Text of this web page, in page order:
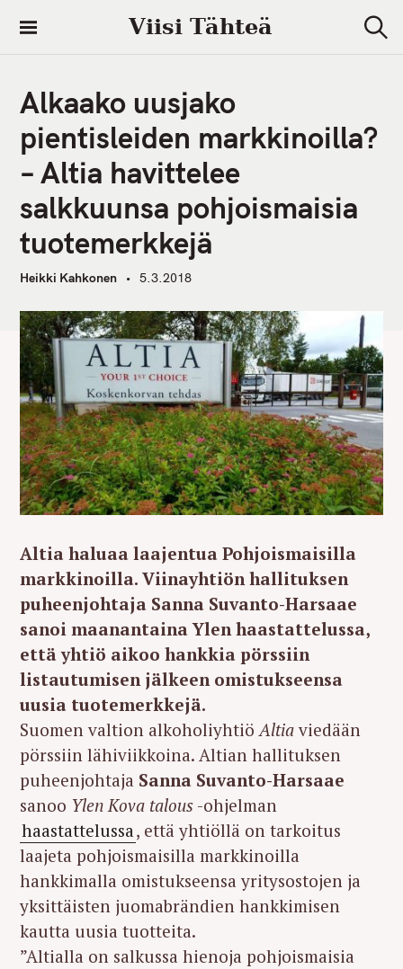
i
Viisi Tähteä
e
Alkaako uusjako
pientisleiden markkinoilla?
– Altia havittelee
salkkuunsa pohjoismaisia
tuotemerkkejä
Heikki Kahkonen 5.3.2018
Altia haluaa laajentua Pohjoismaisilla
markkinoilla. Viinayhtiön hallituksen
puheenjohtaja Sanna Suvanto-Harsaae
sanoi maanantaina Ylen haastattelussa,
että yhtiö aikoo hankkia pörssiin
listautumisen jälkeen omistukseensa
uusia tuotemerkkejä.
Suomen valtion alkoholiyhtiöAltia viedään
pörssiin lähiviikkoina. Altian hallituksen
puheenjohtaja Sanna Suvanto-Harsaae
sanoo Ylen Kova talous -ohjelman
haastattelussa, että yhtiöllä on tarkoitus
laajeta pohjoismaisilla markkinoilla
hankkimalla omistukseensa yritysostojen ja
yksittäisten juomabrändien hankkimisen
kautta uusia tuotteita.
”Altialla on salkussa hienoja pohjoismaisia